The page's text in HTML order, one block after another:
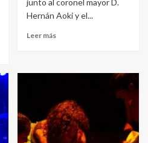
junto al coronel mayor D.
Hernán Aoki y el...
Leer más